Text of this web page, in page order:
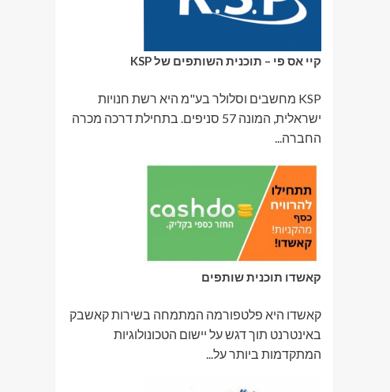
קיי אס פי – תוכנית השותפים של KSP
KSP מחשבים וסלולר בע"מ היא רשת חנויות
ישראלית, המונה 57 סניפים. בתחילת דרכה מכרה
החברה...
קאשדו תוכנית שותפים
קאשדו היא פלטפורמה המתמחה בשירות קאשבק
באינטרנט תוך דגש על יישום הטכונולוגיות
המתקדמות ביותר על...